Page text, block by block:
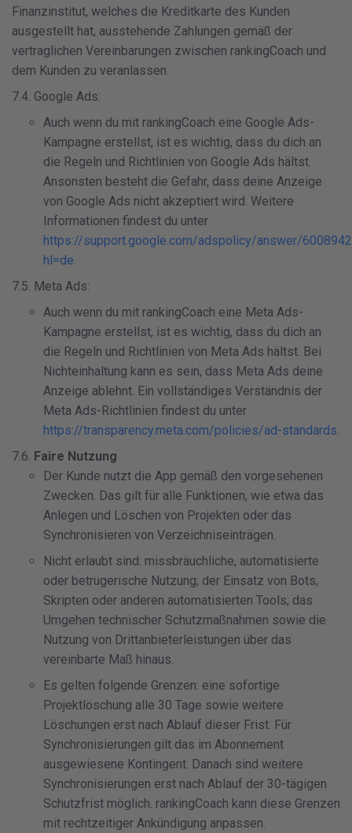
Finanzinstitut, welches die Kreditkarte des Kunden
ausgestellt hat, ausstehende Zahlungen gemäß der
vertraglichen Vereinbarungen zwischen rankingCoach und
dem Kunden zu veranlassen.
7.4. Google Ads:
Auch wenn du mit rankingCoach eine Google Ads-
Kampagne erstellst, ist es wichtig, dass du dich an
die Regeln und Richtlinien von Google Ads hältst.
Ansonsten besteht die Gefahr, dass deine Anzeige
von Google Ads nicht akzeptiert wird. Weitere
Informationen findest du unter
https://support.google.com/adspolicy/answer/
hl=de.
7.5. Meta Ads:
Auch wenn du mit rankingCoach eine Meta Ads-
Kampagne erstellst, ist es wichtig, dass du dich an
die Regeln und Richtlinien von Meta Ads hältst. Bei
Nichteinhaltung kann es sein, dass Meta Ads deine
Anzeige ablehnt. Ein vollständiges Verständnis der
Meta Ads-Richtlinien findest du unter
https://transparency.meta.com/policies/ad-standards.
7.6. Faire Nutzung
Der Kunde nutzt die App gemäß den vorgesehenen
Zwecken. Das gilt für alle Funktionen, wie etwa das
Anlegen und Löschen von Projekten oder das
Synchronisieren von Verzeichniseinträgen.
Nicht erlaubt sind: missbräuchliche, automatisierte
oder betrügerische Nutzung; der Einsatz von Bots,
Skripten oder anderen automatisierten Tools; das
Umgehen technischer Schutzmaßnahmen sowie die
Nutzung von Drittanbieterleistungen über das
vereinbarte Maß hinaus.
Es gelten folgende Grenzen: eine sofortige
Projektlöschung alle 30 Tage sowie weitere
Löschungen erst nach Ablauf dieser Frist. Für
Synchronisierungen gilt das im Abonnement
ausgewiesene Kontingent. Danach sind weitere
Synchronisierungen erst nach Ablauf der 30-tägigen
Schutzfrist möglich. rankingCoach kann diese Grenzen
mit rechtzeitiger Ankündigung anpassen.